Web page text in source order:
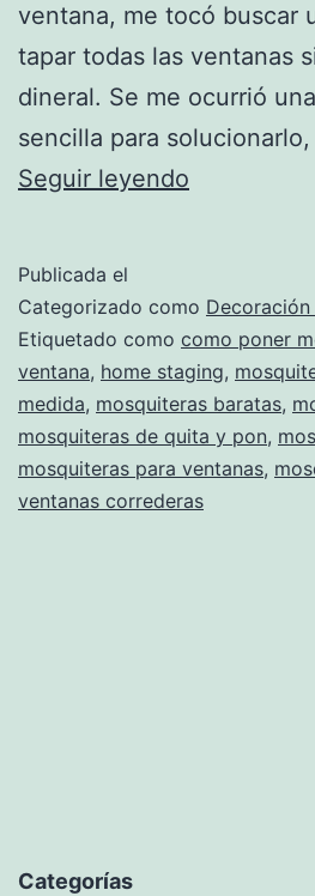
ventana, me tocó buscar
tapar todas las ventanas
dineral. Se me ocurrió
sencilla para
Seguir leyendo
para
ventanas
correderas
¡MUY
FÁCIL!
Publicada el
Categorizado como
Etiquetado como como poner
ventana, home staging,
medida, mosquiteras baratas,
mosquiteras de quita y pon,
mosquiteras para ventanas,
ventanas correderas
Categorías